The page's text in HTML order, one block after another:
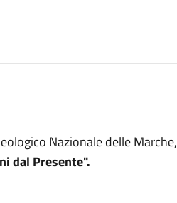
Nazionale delle Marche,
dal Presente".